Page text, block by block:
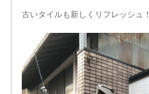
古いタイルも新しくリフレッシュ！